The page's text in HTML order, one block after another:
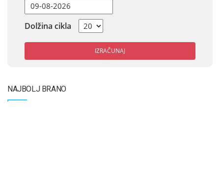
Dolžina cikla
IZRAČUNAJ
NAJBOLJ BRANO